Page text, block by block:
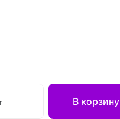
В корзину